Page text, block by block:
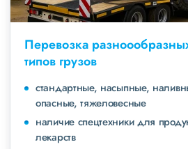
Перевозка
типов грузов
стандартные, насыпные,
опасные, тяжеловесные
наличие спецтехники для
лекарств